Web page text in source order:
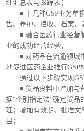
细汇总表与跟踪表；
■ 十几种GSP业务单据
售、养护、拒收、档案、
■ 融合医药行业经营管
业的成功经营经验；
■ 对药品在流通领域中
地促进医药企业推行GSP
通过以下步骤实现GSP
■ 货品资料中增加与药
据“个别指定法”确定货品
理；增加有效期、批准文
目；